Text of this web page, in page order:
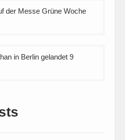
der Messe Grüne Woche
in Berlin gelandet 9